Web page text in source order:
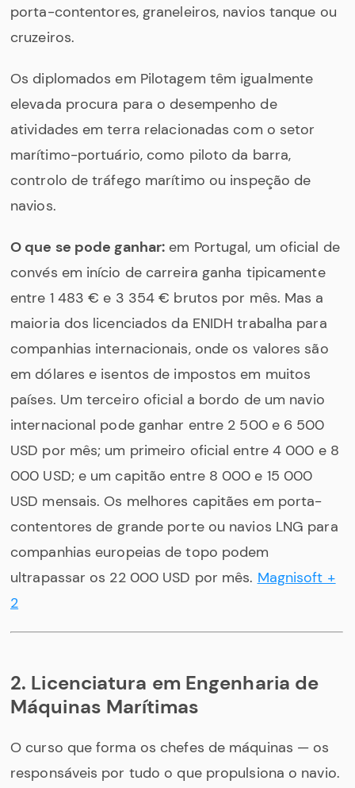
porta-contentores, graneleiros, navios tanque ou
cruzeiros.
Os diplomados em Pilotagem têm igualmente
elevada procura para o desempenho de
atividades em terra relacionadas com o setor
marítimo-portuário, como piloto da barra,
controlo de tráfego marítimo ou inspeção de
navios.
O que se pode ganhar: em Portugal, um oficial de
convés em início de carreira ganha tipicamente
entre 1 483 € e 3 354 € brutos por mês. Mas a
maioria dos licenciados da ENIDH trabalha para
companhias internacionais, onde os valores são
em dólares e isentos de impostos em muitos
países. Um terceiro oficial a bordo de um navio
internacional pode ganhar entre 2 500 e 6 500
USD por mês; um primeiro oficial entre 4 000 e 8
000 USD; e um capitão entre 8 000 e 15 000
USD mensais. Os melhores capitães em porta-
contentores de grande porte ou navios LNG para
companhias europeias de topo podem
ultrapassar os 22 000 USD por mês. Magnisoft +
2
2. Licenciatura em Engenharia de
Máquinas Marítimas
O curso que forma os chefes de máquinas — os
responsáveis por tudo o que propulsiona o navio.